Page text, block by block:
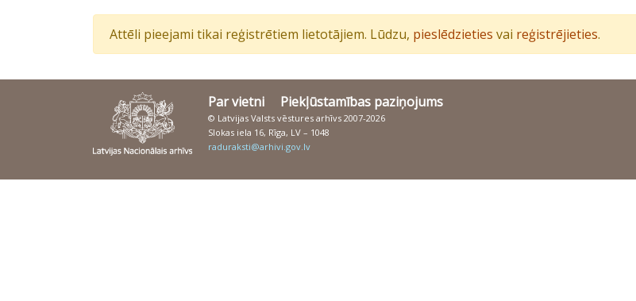
Attēli pieejami tikai reģistrētiem lietotājiem. Lūdzu, pieslēdzieties vai reģistrējieties.
Par vietni Piekļūstamības paziņojums
© Latvijas Valsts vēstures arhīvs 2007-2026
Slokas iela 16, Rīga, LV – 1048
raduraksti@arhivi.gov.lv